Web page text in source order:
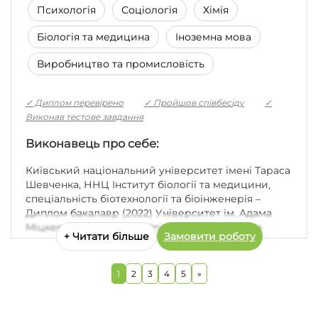
Психологія Соціологія Хімія
Біологія та медицина Іноземна мова
Виробництво та промисловість
✓ Диплом перевірено ✓ Пройшов співбесіду
✓
Виконав тестове завдання
Виконавець про себе:
Київський національний університет імені Тараса
Шевченка, ННЦ Інститут біології та медицини,
спеціальність біотехнології та біоінженерія –
Диплом бакалавр (2022) Університет ім. Адама
Міцкевича у Познані – Uniwersytet im. Adama
Mickiewicza w Poznaniu – Biotechnologii (POL) –
Міцкевича у Познані – Uniwersytet im. Adama
Mickiewicza w Poznaniu – Biotechnology (ENG) –
+ Читати більше Замовити роботу
1 2 3 4 5 »